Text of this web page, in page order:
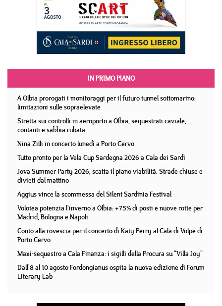
IN PRIMO PIANO
A Olbia prorogati i monitoraggi per il futuro tunnel sottomarino:
limitazioni sulle sopraelevate
Stretta sui controlli in aeroporto a Olbia, sequestrati caviale,
contanti e sabbia rubata
Nina Zilli in concerto lunedì a Porto Cervo
Tutto pronto per la Vela Cup Sardegna 2026 a Cala dei Sardi
Jova Summer Party 2026, scatta il piano viabilità. Strade chiuse e
divieti dal mattino
Aggius vince la scommessa del Silent Sardinia Festival
Volotea potenzia l'inverno a Olbia: +75% di posti e nuove rotte per
Madrid, Bologna e Napoli
Conto alla rovescia per il concerto di Katy Perry al Cala di Volpe di
Porto Cervo
Maxi-sequestro a Cala Finanza: i sigilli della Procura su "Villa Joy"
Dall'8 al 10 agosto Fordongianus ospita la nuova edizione di Forum
Literary Lab